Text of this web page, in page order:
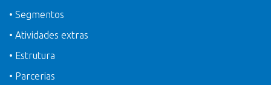
• Segmentos
• Atividades extras
• Estrutura
• Parcerias